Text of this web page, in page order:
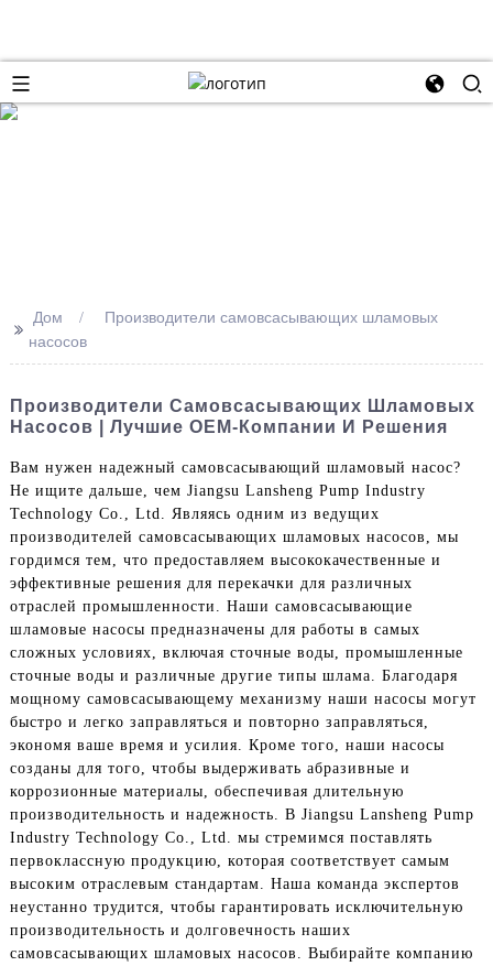
>> Дом
Производители самовсасывающих шламовых
насосов
Производители Самовсасывающих Шламовых
Насосов | Лучшие OEM-Компании И Решения
Вам нужен надежный самовсасывающий шламовый насос?
Не ищите дальше, чем Jiangsu Lansheng Pump Industry
Technology Co., Ltd. Являясь одним из ведущих
производителей самовсасывающих шламовых насосов, мы
гордимся тем, что предоставляем высококачественные и
эффективные решения для перекачки для различных
отраслей промышленности. Наши самовсасывающие
шламовые насосы предназначены для работы в самых
сложных условиях, включая сточные воды, промышленные
сточные воды и различные другие типы шлама. Благодаря
мощному самовсасывающему механизму наши насосы могут
быстро и легко заправляться и повторно заправляться,
экономя ваше время и усилия. Кроме того, наши насосы
созданы для того, чтобы выдерживать абразивные и
коррозионные материалы, обеспечивая длительную
производительность и надежность. В Jiangsu Lansheng Pump
Industry Technology Co., Ltd. мы стремимся поставлять
первоклассную продукцию, которая соответствует самым
высоким отраслевым стандартам. Наша команда экспертов
неустанно трудится, чтобы гарантировать исключительную
производительность и долговечность наших
самовсасывающих шламовых насосов. Выбирайте компанию